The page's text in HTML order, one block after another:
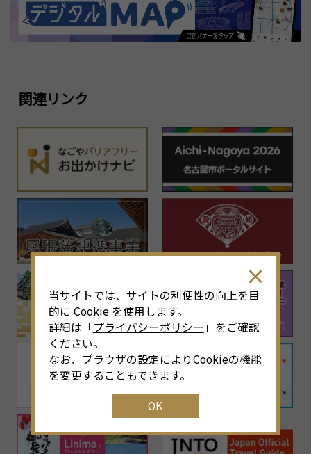
関連リンク
当サイトでは、サイトの利便性の向上を目
的に Cookie を使用します。
詳細は「プライバシーポリシー 」をご確認
ください。
なお、ブラウザの設定によりCookieの機能
を変更することもできます。
OK